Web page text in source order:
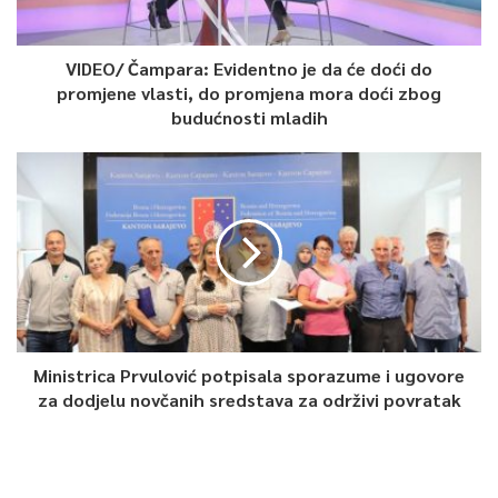
Čović koji je ranije komentirao istu temu, boravio u Novom
Travniku na zajedničkoj konvenciji Ujedinjene oporbe.
0
Article Rating
VIDEO/ Čampara: Evidentno je da će doći do
promjene vlasti, do promjena mora doći zbog
budućnosti mladih
Ministrica Prvulović potpisala sporazume i ugovore
za dodjelu novčanih sredstava za održivi povratak